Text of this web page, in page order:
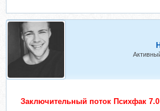
Заключительный поток Психфак